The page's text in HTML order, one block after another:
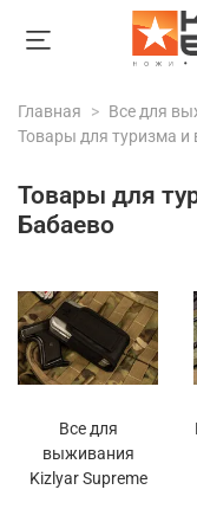
Главная
Все для
Товары для туризма
Товары для
Бабаево
Все для
выживания
Kizlyar Supreme